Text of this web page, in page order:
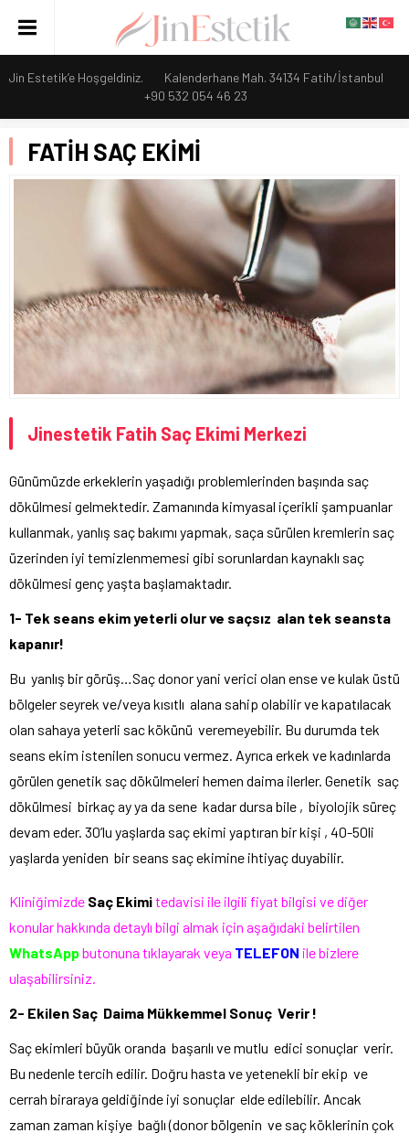
Jin Estetik’e Hoşgeldiniz.
Kalenderhane Mah. 34134 Fatih/İstanbul
+90 532 054 46 23
FATİH SAÇ EKİMİ
Jinestetik Fatih Saç Ekimi Merkezi
Günümüzde erkeklerin yaşadığı problemlerinden başında saç
dökülmesi gelmektedir. Zamanında kimyasal içerikli şampuanlar
kullanmak, yanlış saç bakımı yapmak, saça sürülen kremlerin saç
üzerinden iyi temizlenmemesi gibi sorunlardan kaynaklı saç
dökülmesi genç yaşta başlamaktadır.
1- Tek seans ekim yeterli olur ve saçsız alan tek seansta
kapanır!
Bu yanlış bir görüş…Saç donor yani verici olan ense ve kulak üstü
bölgeler seyrek ve/veya kısıtlı alana sahip olabilir ve kapatılacak
olan sahaya yeterli sac kökünü veremeyebilir. Bu durumda tek
seans ekim istenilen sonucu vermez. Ayrıca erkek ve kadınlarda
görülen genetik saç dökülmeleri hemen daima ilerler. Genetik saç
dökülmesi birkaç ay ya da sene kadar dursa bile , biyolojik süreç
devam eder. 30’lu yaşlarda saç ekimi yaptıran bir kişi , 40-50li
yaşlarda yeniden bir seans saç ekimine ihtiyaç duyabilir.
Kliniğimizde Saç Ekimitedavisi ile ilgili fiyat bilgisi ve diğer
konular hakkında detaylı bilgi almak için aşağıdaki belirtilen
WhatsAppbutonuna tıklayarak veya TELEFON ile bizlere
ulaşabilirsiniz.
2- Ekilen Saç Daima Mükkemmel Sonuç Verir !
Saç ekimleri büyük oranda başarılı ve mutlu edici sonuçlar verir.
Bu nedenle tercih edilir. Doğru hasta ve yetenekli bir ekip ve
cerrah biraraya geldiğinde iyi sonuçlar elde edilebilir. Ancak
zaman zaman kişiye bağlı (donor bölgenin ve saç köklerinin çok